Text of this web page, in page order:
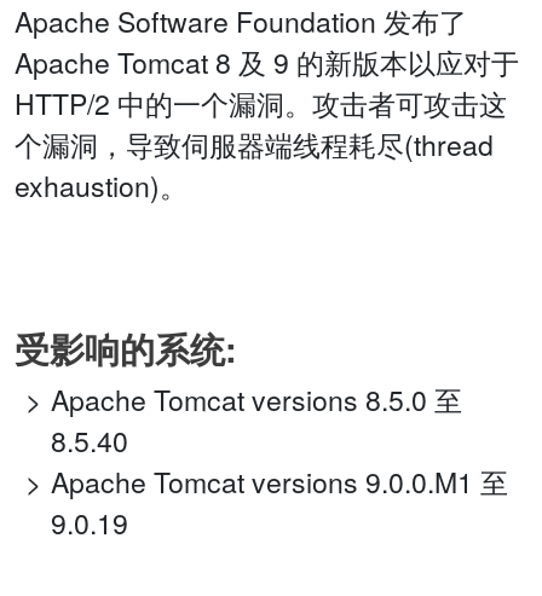
Apache Software Foundation 发布了
Apache Tomcat 8 及 9 的新版本以应对于
HTTP/2 中的一个漏洞。攻击者可攻击这
个漏洞，导致伺服器端线程耗尽(thread
exhaustion)。
受影响的系统:
Apache Tomcat versions 8.5.0 至
8.5.40
Apache Tomcat versions 9.0.0.M1 至
9.0.19